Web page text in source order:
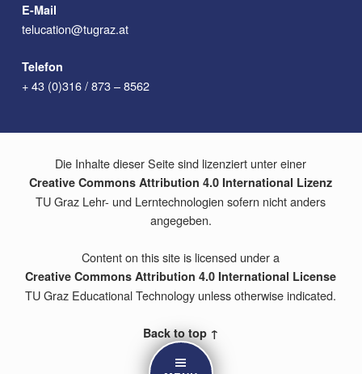
E-Mail
telucation@tugraz.at
Telefon
+ 43 (0)316 / 873 – 8562
Die Inhalte dieser Seite sind lizenziert unter einer
Creative Commons Attribution 4.0 International Lizenz
TU Graz Lehr- und Lerntechnologien sofern nicht anders
angegeben.
Content on this site is licensed under a
Creative Commons Attribution 4.0 International License
TU Graz Educational Technology unless otherwise indicated.
Back to top ↑